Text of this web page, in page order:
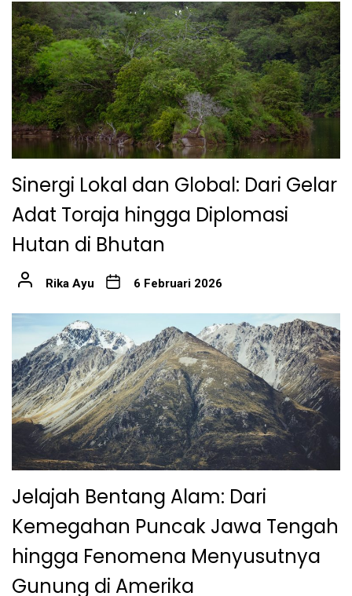
Sinergi Lokal dan Global: Dari Gelar
Adat Toraja hingga Diplomasi
Hutan di Bhutan
Rika Ayu 6 Februari 2026
Jelajah Bentang Alam: Dari
Kemegahan Puncak Jawa Tengah
hingga Fenomena Menyusutnya
Gunung di Amerika